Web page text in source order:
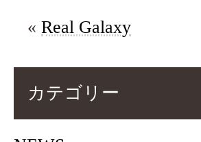
« Real Galaxy
カテゴリー